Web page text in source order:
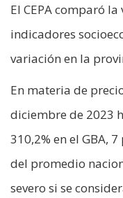
El CEPA comparó
indicadores
variación en la
En materia de
diciembre de 2023
310,2% en el GBA,
del promedio
severo si se